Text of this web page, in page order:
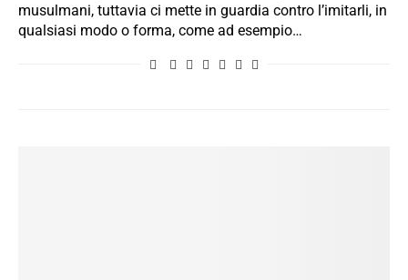
musulmani, tuttavia ci mette in guardia contro l’imitarli, in
qualsiasi modo o forma, come ad esempio…